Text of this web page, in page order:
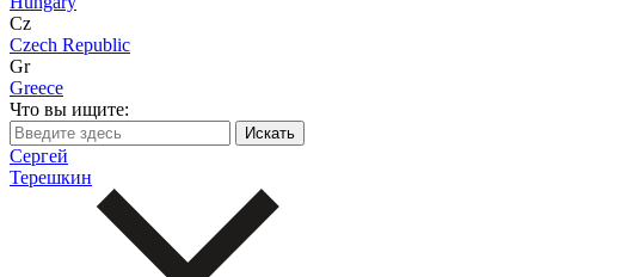
Cz
Czech Republic
Gr
Greece
Что вы ищите:
Сергей
Терешкин